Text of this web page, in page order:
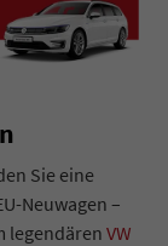
Sie eine
Neuwagen –
legendären VW